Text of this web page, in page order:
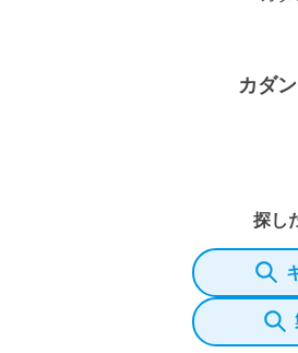
カダ
探し